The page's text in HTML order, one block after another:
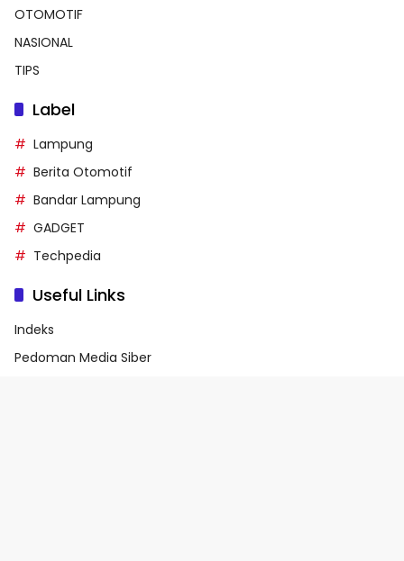
OTOMOTIF
NASIONAL
TIPS
Label
Lampung
Berita Otomotif
Bandar Lampung
GADGET
Techpedia
Useful Links
Indeks
Pedoman Media Siber